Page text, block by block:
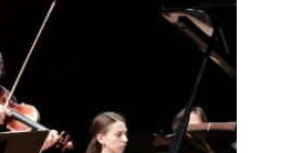
tuo evento